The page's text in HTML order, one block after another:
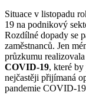
Situace v listopadu
19 na podnikový
Rozdílné dopady se
zaměstnanců. Jen
průzkumu realizovala
COVID-19, které
nejčastěji přijímaná
pandemie COVID-